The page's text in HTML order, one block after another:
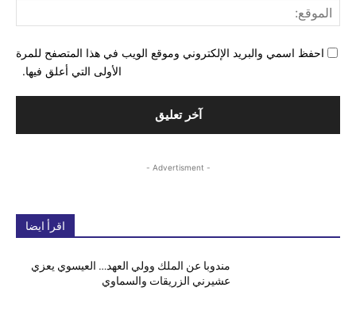
احفظ اسمي والبريد الإلكتروني وموقع الويب في هذا المتصفح للمرة
الأولى التي أعلق فيها.
- Advertisment -
اقرأ ايضا
مندوبا عن الملك وولي العهد… العيسوي يعزي
عشيرني الزريقات والسماوي